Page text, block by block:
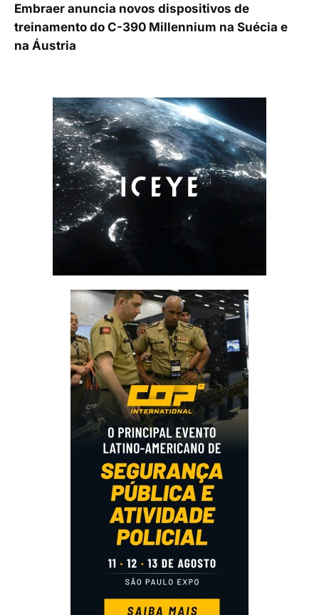
Embraer anuncia novos dispositivos de
treinamento do C-390 Millennium na Suécia e
na Áustria